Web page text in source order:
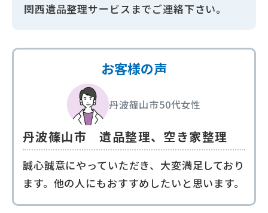
関西遺品整理サービスまでご連絡下さい。
お客様の声
丹波篠山市50代女性
丹波篠山市 遺品整理、空き家整理
誠心誠意にやっていただき、大変満足しており
ます。他の人にもおすすめしたいと思います。